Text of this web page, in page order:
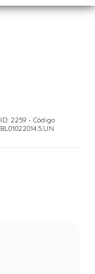
ID: 2259 - Código
BL01022014.5.UN